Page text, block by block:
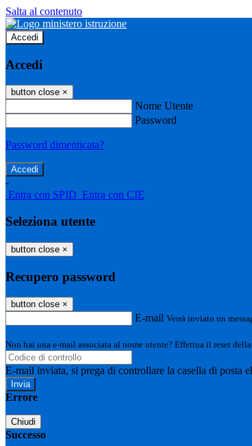
Salta al contenuto
Accedi
Accedi
button close ×
Nome Utente
Password
Password dimenticata?
-
Entra con SPID Entra con CIE
Seleziona utente
button close ×
Recupero password
button close ×
E-mail Verrà inviato un
Non hai una e-mail associata al nome utente? Effettua il reset
E-mail inviata, si prega di controllare la casella di posta
Errore
Chiudi
Successo